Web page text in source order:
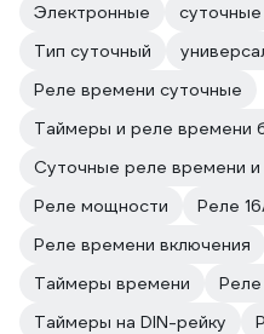
Электронные
суточные
Тип суточный
Реле времени суточные
Таймеры и реле времени
Суточные реле времени
Реле мощности
Реле
Реле времени включения
Таймеры времени
Таймеры на DIN-рейку